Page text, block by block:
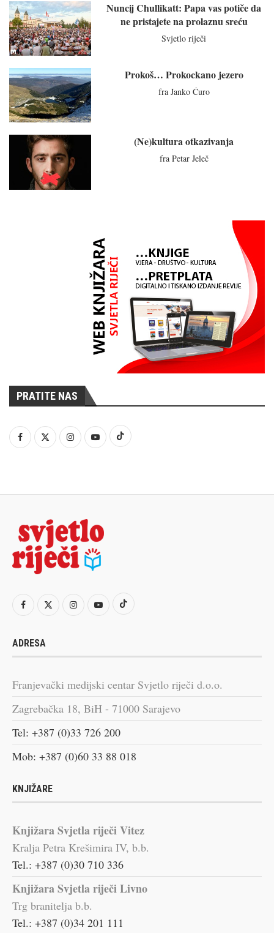
Nuncij Chullikatt: Papa vas potiče da
ne pristajete na prolaznu sreću
Svjetlo riječi
Prokoš… Prokockano jezero
fra Janko Ćuro
(Ne)kultura otkazivanja
fra Petar Jeleč
PRATITE NAS
ADRESA
Franjevački medijski centar Svjetlo riječi d.o.o.
Zagrebačka 18, BiH - 71000 Sarajevo
Tel: +387 (0)33 726 200
Mob: +387 (0)60 33 88 018
KNJIŽARE
Knjižara Svjetla riječi Vitez
Kralja Petra Krešimira IV, b.b.
Tel.: +387 (0)30 710 336
Knjižara Svjetla riječi Livno
Trg branitelja b.b.
Tel.: +387 (0)34 201 111